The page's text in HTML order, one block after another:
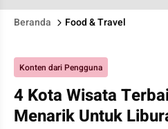
Beranda Food & Travel
Konten dari Pengguna
4 Kota Wisata
Menarik Untuk